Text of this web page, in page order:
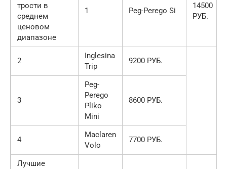
трости в
среднем
ценовом
диапазоне
1 Peg-Perego Si
14500
РУБ.
2
Inglesina
Trip
9200 РУБ.
3
Peg-
Perego
Pliko
Mini
8600 РУБ.
4
Maclaren
Volo
7700 РУБ.
Лучшие